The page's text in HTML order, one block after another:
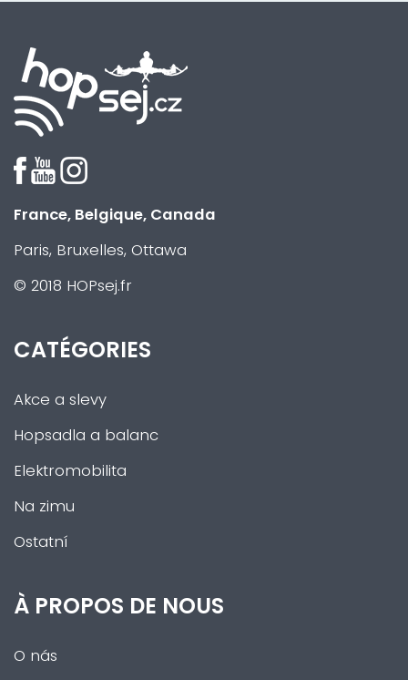
France, Belgique, Canada
Paris, Bruxelles, Ottawa
© 2018 HOPsej.fr
CATÉGORIES
Akce a slevy
Hopsadla a balanc
Elektromobilita
Na zimu
Ostatní
À PROPOS DE NOUS
O nás